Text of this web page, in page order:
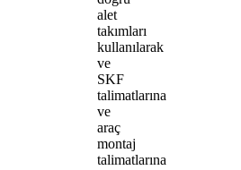
alet
takımları
kullanılarak
ve
SKF
talimatlarına
ve
araç
montaj
talimatlarına